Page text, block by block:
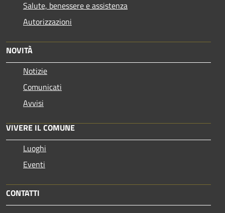
Salute, benessere e assistenza
Autorizzazioni
NOVITÀ
Notizie
Comunicati
Avvisi
VIVERE IL COMUNE
Luoghi
Eventi
CONTATTI